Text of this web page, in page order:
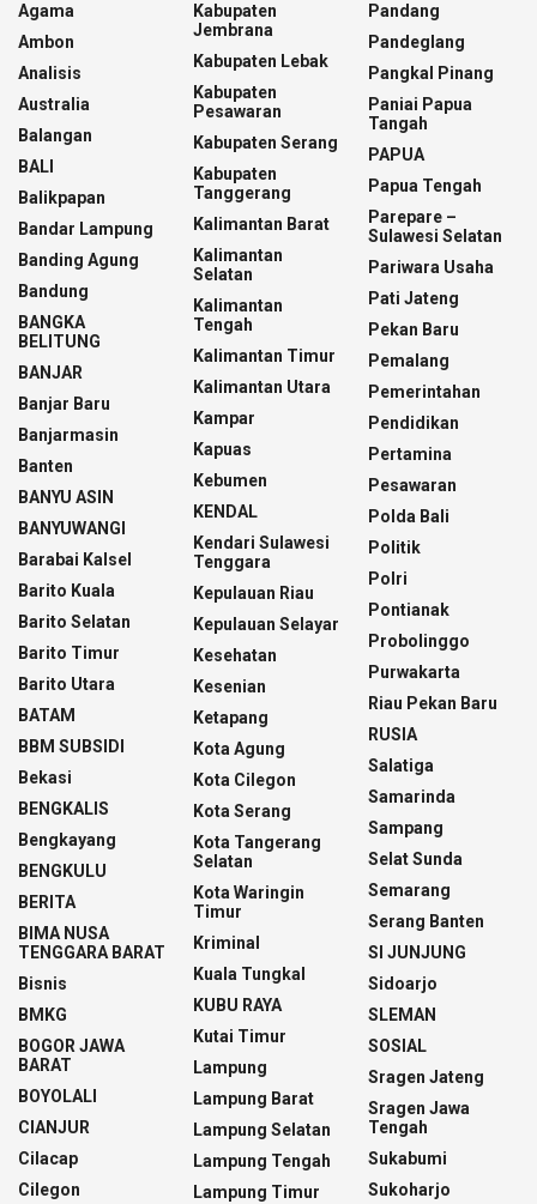
Agama
Ambon
Analisis
Australia
Balangan
BALI
Balikpapan
Bandar Lampung
Banding Agung
Bandung
BANGKA
BELITUNG
BANJAR
Banjar Baru
Banjarmasin
Banten
BANYU ASIN
BANYUWANGI
Barabai Kalsel
Barito Kuala
Barito Selatan
Barito Timur
Barito Utara
BATAM
BBM SUBSIDI
Bekasi
BENGKALIS
Bengkayang
BENGKULU
BERITA
BIMA NUSA
TENGGARA BARAT
Bisnis
BMKG
BOGOR JAWA
BARAT
BOYOLALI
CIANJUR
Cilacap
Cilegon
Kabupaten
Jembrana
Kabupaten Lebak
Kabupaten
Pesawaran
Kabupaten Serang
Kabupaten
Tanggerang
Kalimantan Barat
Kalimantan
Selatan
Kalimantan
Tengah
Kalimantan Timur
Kalimantan Utara
Kampar
Kapuas
Kebumen
KENDAL
Kendari Sulawesi
Tenggara
Kepulauan Riau
Kepulauan Selayar
Kesehatan
Kesenian
Ketapang
Kota Agung
Kota Cilegon
Kota Serang
Kota Tangerang
Selatan
Kota Waringin
Timur
Kriminal
Kuala Tungkal
KUBU RAYA
Kutai Timur
Lampung
Lampung Barat
Lampung Selatan
Lampung Tengah
Lampung Timur
Pandang
Pandeglang
Pangkal Pinang
Paniai Papua
Tangah
PAPUA
Papua Tengah
Parepare –
Sulawesi Selatan
Pariwara Usaha
Pati Jateng
Pekan Baru
Pemalang
Pemerintahan
Pendidikan
Pertamina
Pesawaran
Polda Bali
Politik
Polri
Pontianak
Probolinggo
Purwakarta
Riau Pekan Baru
RUSIA
Salatiga
Samarinda
Sampang
Selat Sunda
Semarang
Serang Banten
SI JUNJUNG
Sidoarjo
SLEMAN
SOSIAL
Sragen Jateng
Sragen Jawa
Tengah
Sukabumi
Sukoharjo